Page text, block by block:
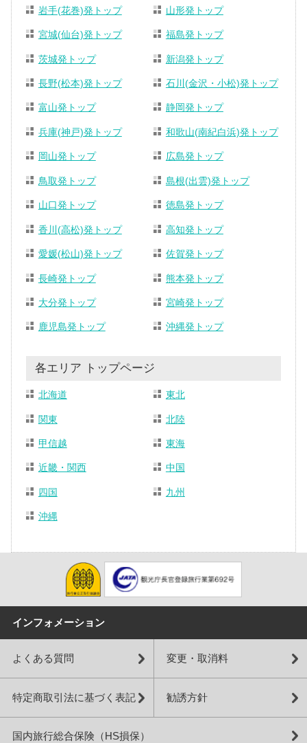
岩手(花巻)発トップ 山形発トップ
宮城(仙台)発トップ 福島発トップ
茨城発トップ 新潟発トップ
長野(松本)発トップ 石川(金沢・小松)発トップ
富山発トップ 静岡発トップ
兵庫(神戸)発トップ 和歌山(南紀白浜)発トップ
岡山発トップ 広島発トップ
鳥取発トップ 島根(出雲)発トップ
山口発トップ 徳島発トップ
香川(高松)発トップ 高知発トップ
愛媛(松山)発トップ 佐賀発トップ
長崎発トップ 熊本発トップ
大分発トップ 宮崎発トップ
鹿児島発トップ 沖縄発トップ
各エリア トップページ
北海道 東北
関東 北陸
甲信越 東海
近畿・関西 中国
四国 九州
沖縄
インフォメーション
よくある質問 変更・取消料
特定商取引法に基づく表記 勧誘方針
国内旅行総合保険（HS損保）